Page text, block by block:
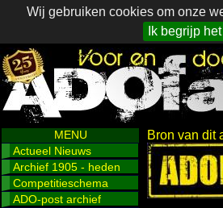
Wij gebruiken cookies om onze
Ik begrijp het
MENU
Actueel Nieuws
Archief 1905 - heden
Competitieschema
ADO-post archief
Bron van dit